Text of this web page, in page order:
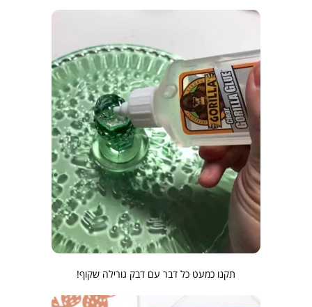
תקנו כמעט כל דבר עם דבק גורילה שקוף!